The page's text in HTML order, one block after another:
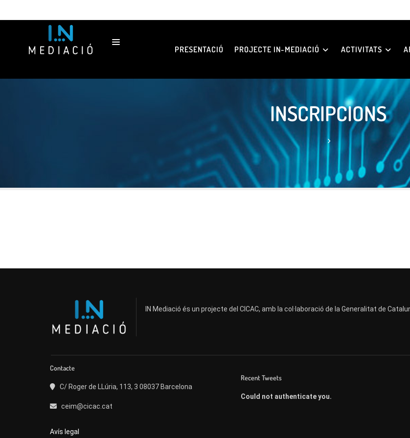
PRESENTACIÓ PROJECTE IN-MEDIACIÓ ACTIVITATS
INSCRIPCIONS
IN Mediació és un projecte del CICAC, amb la col·laboració de la Generalitat de
Contacte
C/ Roger de LLúria, 113, 3 08037 Barcelona
ceim@cicac.cat
Avís legal
Recent Tweets
Could not authenticate you.